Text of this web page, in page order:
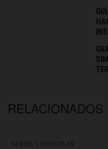
RELACIONADOS